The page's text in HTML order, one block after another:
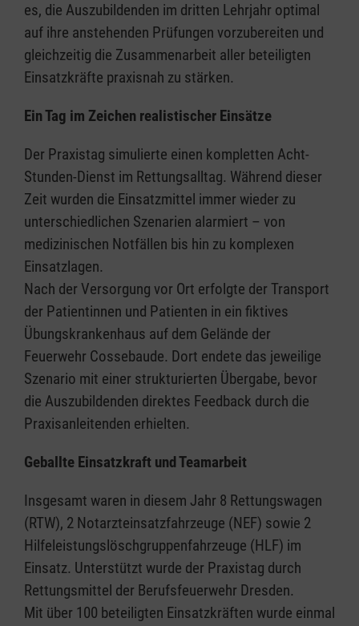
es, die Auszubildenden im dritten Lehrjahr optimal
auf ihre anstehenden Prüfungen vorzubereiten und
gleichzeitig die Zusammenarbeit aller beteiligten
Einsatzkräfte praxisnah zu stärken.
Ein Tag im Zeichen realistischer Einsätze
Der Praxistag simulierte einen kompletten Acht-
Stunden-Dienst im Rettungsalltag. Während dieser
Zeit wurden die Einsatzmittel immer wieder zu
unterschiedlichen Szenarien alarmiert – von
medizinischen Notfällen bis hin zu komplexen
Einsatzlagen.
Nach der Versorgung vor Ort erfolgte der Transport
der Patientinnen und Patienten in ein fiktives
Übungskrankenhaus auf dem Gelände der
Feuerwehr Cossebaude. Dort endete das jeweilige
Szenario mit einer strukturierten Übergabe, bevor
die Auszubildenden direktes Feedback durch die
Praxisanleitenden erhielten.
Geballte Einsatzkraft und Teamarbeit
Insgesamt waren in diesem Jahr 8 Rettungswagen
(RTW), 2 Notarzteinsatzfahrzeuge (NEF) sowie 2
Hilfeleistungslöschgruppenfahrzeuge (HLF) im
Einsatz. Unterstützt wurde der Praxistag durch
Rettungsmittel der Berufsfeuerwehr Dresden.
Mit über 100 beteiligten Einsatzkräften wurde einmal